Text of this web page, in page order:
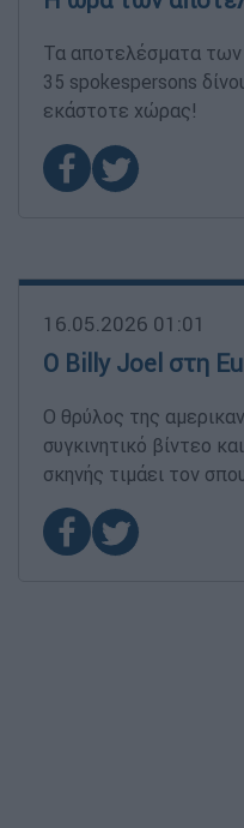
Τα αποτελέσματα των
35 spokespersons
εκάστοτε χώρας!
16.05.2026 01:01
Ο Billy Joel στη
Ο θρύλος της
συγκινητικό βίντεο
σκηνής τιμάει τον